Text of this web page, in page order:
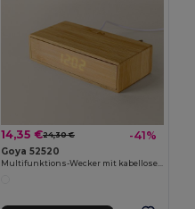
14,35 €24,30 € -41%
Goya 52520
Multifunktions-Wecker mit kabelloser Ladestation und Temperaturanzeige ANETO